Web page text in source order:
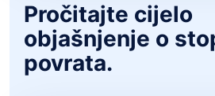
Pročitajte cijelo
objašnjenje o
povrata.